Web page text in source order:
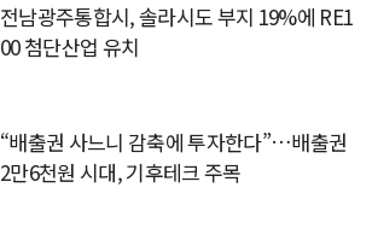
전남광주통합시, 솔라시도 부지 19%에 RE1
00 첨단산업 유치
“배출권 사느니 감축에 투자한다”…배출권
2만6천원 시대, 기후테크 주목